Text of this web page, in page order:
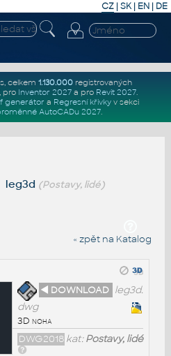
CZ | SK| EN | DE
celkem 1.130.000registrovaných
pro Inventor 2027a pro Revit 2027.
generátor a Regresní křivkyv sekci
AutoCADu 2027.
leg3d (Postavy, lidé)
« zpět na Katalog
◄ DOWNLOAD leg3d.
dwg
3D noha
kat:Postavy, lidé
DWG2018